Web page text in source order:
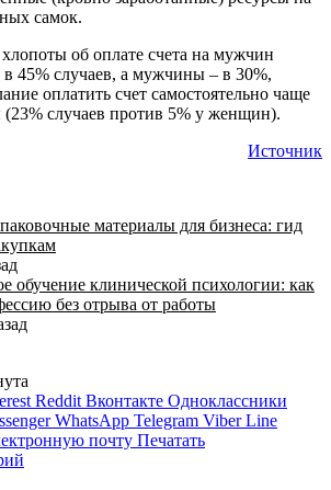
самок.
об оплате счета на мужчин
45% случаев, а мужчины – в 30%,
оплатить счет самостоятельно чаще
случаев против 5% у женщин).
Источник
материалы для бизнеса: гид
обучение клинической психологии: как
без отрыва от работы
Reddit Вконтакте Одноклассники
WhatsApp Telegram Viber Line
почту Печатать